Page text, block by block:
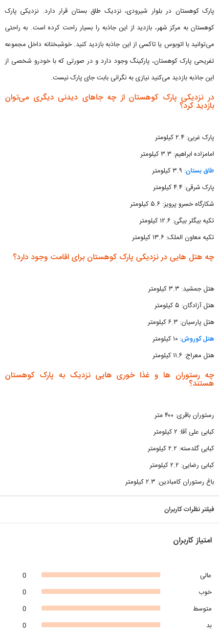
پارک کوهستان در بلوار شیرودی، نزدیک طاق بستان قرار دارد. نزدیکی پارک
کوهستان به مرکز شهر، بازدید از این جاذبه را بسیار راحت کرده است. به راحتی
می‌توانید با اتوبوس یا تاکسی از این جاذبه بازدید کنید. خوشبختانه داخل مجموعه
تفریحی پارک کوهستان، پارکینگ وجود دارد و در صورتی که با خودرو شخصی از
این جاذبه بازدید می‌کنید نیازی به نگرانی بابت جای پارک نیست.
در نزدیکی پارک کوهستان از چه جاهای دیدنی دیگری می‌توان
بازدید کرد؟
پارک غربی: ۲.۴ کیلومتر
امامزاده ابراهیم: ۳.۳ کیلومتر
طاق بستان: ۳.۹ کیلومتر
پارک شرقی: ۴.۴ کیلومتر
شکارگاه خسرو پرویز: ۵.۶ کیلومتر
تکیه بیگلر بیگی: ۱۲.۶ کیلومتر
تکیه معاون الملک: ۱۳.۶ کیلومتر
چه هتل هایی در نزدیکی پارک کوهستان برای اقامت وجود دارد؟
هتل جمشید: ۳.۳ کیلومتر
هتل آزادگان: ۵ کیلومتر
هتل پارسیان: ۶.۳ کیلومتر
هتل کوروش: ۱۰ کیلومتر
هتل معراج: ۱۱.۶ کیلومتر
چه رستوران ها و غذا خوری هایی نزدیک به پارک کوهستان
هستند؟
رستوران باقری: ۴۰۰ متر
کبابی علی آقا: ۲ کیلومتر
کبابی گلدسته: ۲.۲ کیلومتر
کبابی رضایی: ۲.۲ کیلومتر
باغ رستوران کامبادین: ۲.۳ کیلومتر
فیلتر نظرات کاربران
امتیاز کاربران
0
عالی
0
خوب
0
متوسط
0
بد